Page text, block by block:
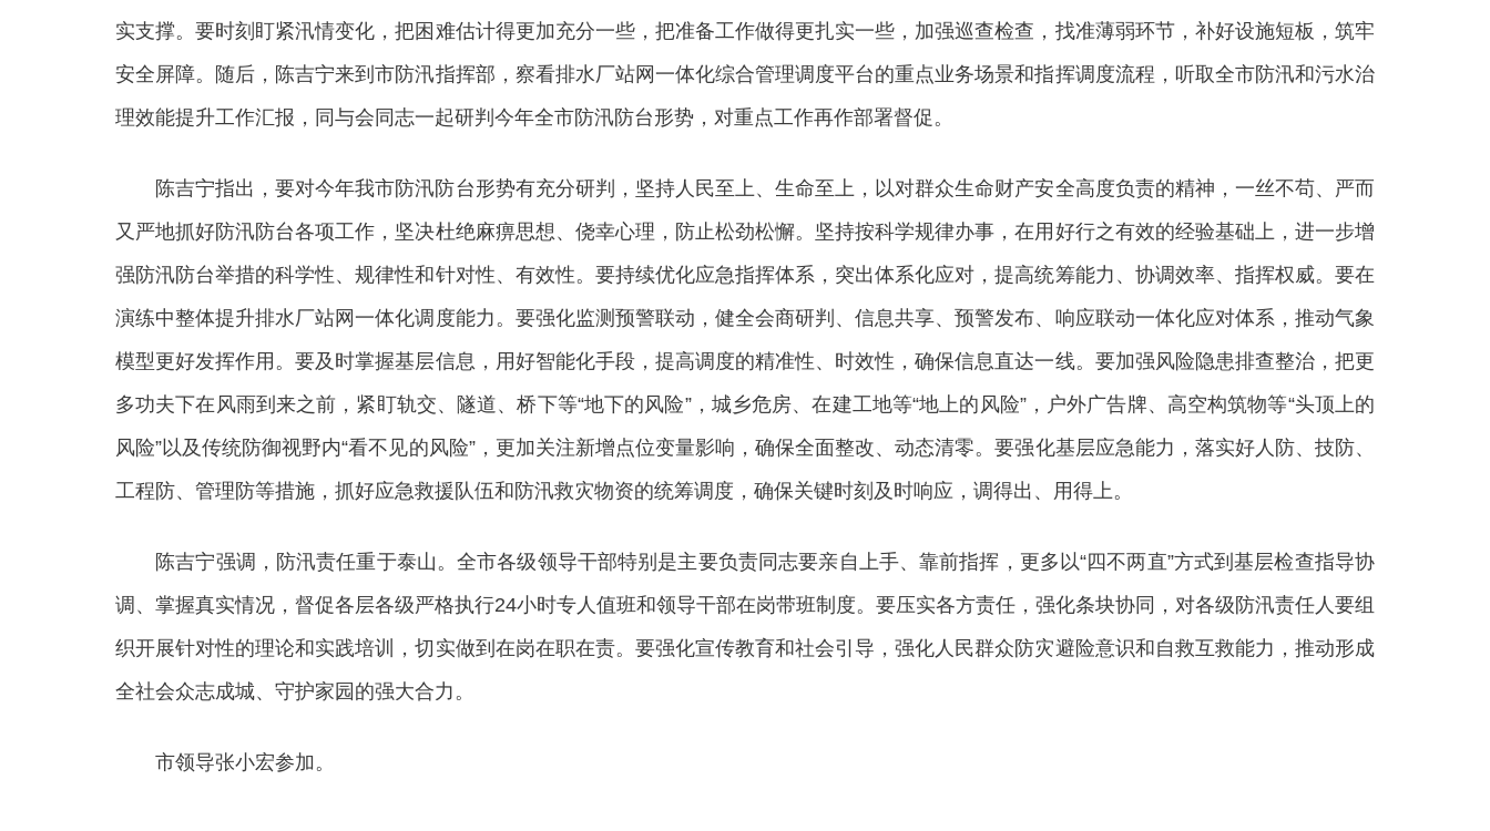
实支撑。要时刻盯紧汛情变化，把困难估计得更加充分一些，把准备工作做得更扎实一些，加强巡查检查，找准薄弱环节，补好设施短板，筑牢
安全屏障。随后，陈吉宁来到市防汛指挥部，察看排水厂站网一体化综合管理调度平台的重点业务场景和指挥调度流程，听取全市防汛和污水治
理效能提升工作汇报，同与会同志一起研判今年全市防汛防台形势，对重点工作再作部署督促。
陈吉宁指出，要对今年我市防汛防台形势有充分研判，坚持人民至上、生命至上，以对群众生命财产安全高度负责的精神，一丝不苟、严而
又严地抓好防汛防台各项工作，坚决杜绝麻痹思想、侥幸心理，防止松劲松懈。坚持按科学规律办事，在用好行之有效的经验基础上，进一步增
强防汛防台举措的科学性、规律性和针对性、有效性。要持续优化应急指挥体系，突出体系化应对，提高统筹能力、协调效率、指挥权威。要在
演练中整体提升排水厂站网一体化调度能力。要强化监测预警联动，健全会商研判、信息共享、预警发布、响应联动一体化应对体系，推动气象
模型更好发挥作用。要及时掌握基层信息，用好智能化手段，提高调度的精准性、时效性，确保信息直达一线。要加强风险隐患排查整治，把更
多功夫下在风雨到来之前，紧盯轨交、隧道、桥下等“地下的风险”，城乡危房、在建工地等“地上的风险”，户外广告牌、高空构筑物等“头顶上的
风险”以及传统防御视野内“看不见的风险”，更加关注新增点位变量影响，确保全面整改、动态清零。要强化基层应急能力，落实好人防、技防、
工程防、管理防等措施，抓好应急救援队伍和防汛救灾物资的统筹调度，确保关键时刻及时响应，调得出、用得上。
陈吉宁强调，防汛责任重于泰山。全市各级领导干部特别是主要负责同志要亲自上手、靠前指挥，更多以“四不两直”方式到基层检查指导协
调、掌握真实情况，督促各层各级严格执行24小时专人值班和领导干部在岗带班制度。要压实各方责任，强化条块协同，对各级防汛责任人要组
织开展针对性的理论和实践培训，切实做到在岗在职在责。要强化宣传教育和社会引导，强化人民群众防灾避险意识和自救互救能力，推动形成
全社会众志成城、守护家园的强大合力。
市领导张小宏参加。